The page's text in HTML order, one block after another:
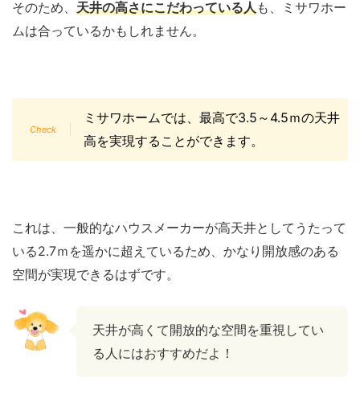
そのため、 天井の高さにこだわっている人も、ミサワホー
ムは合っているかもしれません。
ミサワホームでは、最高で3.5～4.5ｍの天井
高を実現することができます。
これは、一般的なハウスメーカーが高天井としてうたって
いる2.7ｍを遥かに超えているため、かなり開放感のある
空間が実現できるはずです。
天井が高くて開放的な空間を重視してい
る人にはおすすめだよ！